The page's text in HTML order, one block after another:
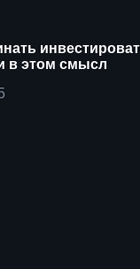
в этом смысл